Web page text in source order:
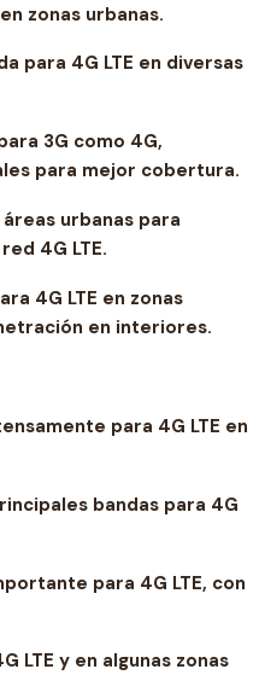
zonas urbanas.
para 4G LTE en diversas
3G como 4G,
para mejor cobertura.
urbanas para
4G LTE.
4G LTE en zonas
en interiores.
para 4G LTE en
bandas para 4G
para 4G LTE, con
LTE y en algunas zonas